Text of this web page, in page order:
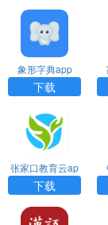
象形字典app
下载
张家口教育云ap
p
下载